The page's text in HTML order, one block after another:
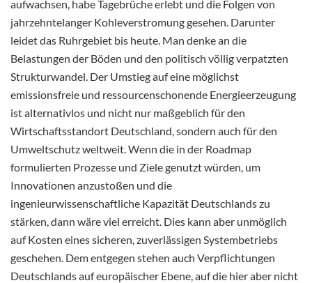
aufwachsen, habe Tagebrüche erlebt und die Folgen von
jahrzehntelanger Kohleverstromung gesehen. Darunter
leidet das Ruhrgebiet bis heute. Man denke an die
Belastungen der Böden und den politisch völlig verpatzten
Strukturwandel. Der Umstieg auf eine möglichst
emissionsfreie und ressourcenschonende Energieerzeugung
ist alternativlos und nicht nur maßgeblich für den
Wirtschaftsstandort Deutschland, sondern auch für den
Umweltschutz weltweit. Wenn die in der Roadmap
formulierten Prozesse und Ziele genutzt würden, um
Innovationen anzustoßen und die
ingenieurwissenschaftliche Kapazität Deutschlands zu
stärken, dann wäre viel erreicht. Dies kann aber unmöglich
auf Kosten eines sicheren, zuverlässigen Systembetriebs
geschehen. Dem entgegen stehen auch Verpflichtungen
Deutschlands auf europäischer Ebene, auf die hier aber nicht